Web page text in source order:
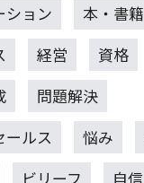
ション
本・書籍
経営
資格
問題解決
ールス
悩み
ビリーフ
自信